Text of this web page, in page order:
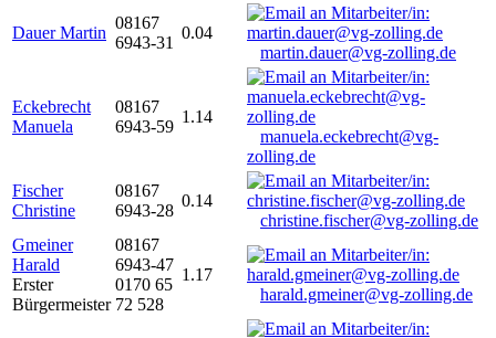
Dauer Martin
08167
6943-31
0.04
martin.dauer@vg-zolling.de
Eckebrecht
Manuela
08167
6943-59
1.14
manuela.eckebrecht@vg-
zolling.de
Fischer
Christine
08167
6943-28
0.14
christine.fischer@vg-zolling.de
Gmeiner
Harald
Erster
Bürgermeister
08167
6943-47
0170 65
72 528
1.17
harald.gmeiner@vg-zolling.de